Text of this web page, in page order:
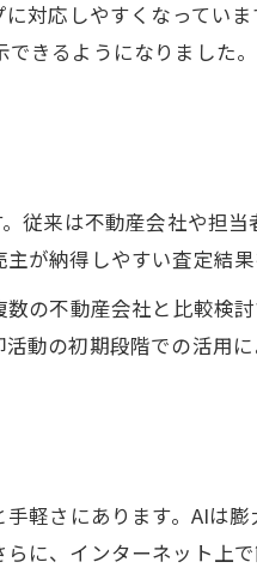
の手続きを効率化するAI
る不動産売却の新常識
産売却する際のAI活用ポ
守るAI査定の仕組みを徹
で安心を得るための匿名
におけるAI査定の強みと
動産売却するメリットを
対応しやすくなってい
きるようになりました
従来は不動産会社や担
が納得しやすい査定結
の不動産会社と比較検
動の初期段階での活用
軽さにあります。AIは
に、インターネット上